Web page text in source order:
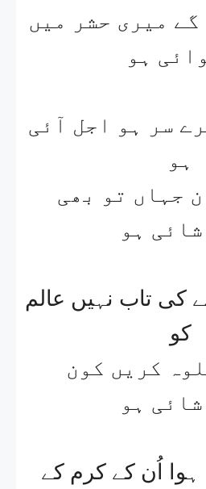
میری حشر میں
ہو
سر ہو اجل آئی
ہو
جہاں تو بھی
ہو
کی تاب نہیں عالم
کو
کریں کون
ہو
ہوا اُن کے کرم کے